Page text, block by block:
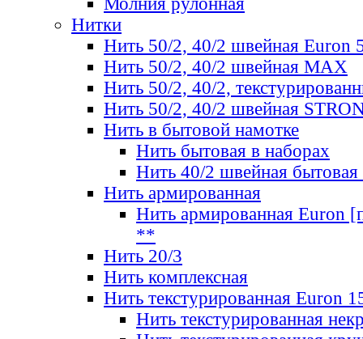
Нитки
Нить 50/2, 40/2 швейная Euron
Нить 50/2, 40/2 швейная МАХ
Нить 50/2, 40/2,
Нить 50/2, 40/2 швейная
Нить в бытовой намотке
Нить бытовая в наборах
Нить 40/2 швейная бытовая
Нить армированная
Нить армированная Euron
**
Нить 20/3
Нить комплексная
Нить текстурированная Euron
Нить текстурированная